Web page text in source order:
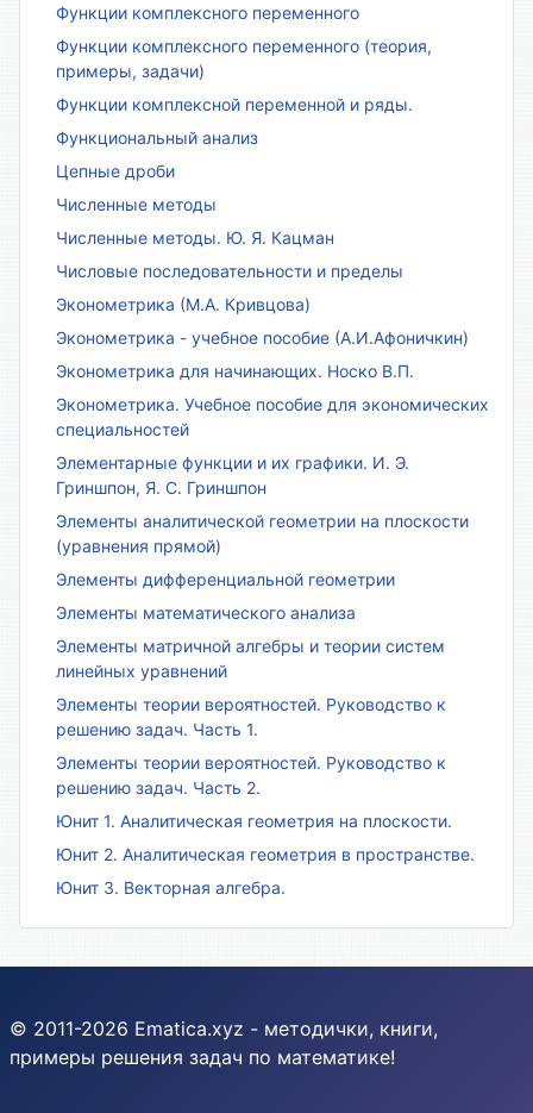
Функции комплексного переменного
Функции комплексного переменного (теория,
примеры, задачи)
Функции комплексной переменной и ряды.
Функциональный анализ
Цепные дроби
Численные методы
Численные методы. Ю. Я. Кацман
Числовые последовательности и пределы
Эконометрика (М.А. Кривцова)
Эконометрика - учебное пособие (А.И.Афоничкин)
Эконометрика для начинающих. Носко В.П.
Эконометрика. Учебное пособие для экономических
специальностей
Элементарные функции и их графики. И. Э.
Гриншпон, Я. С. Гриншпон
Элементы аналитической геометрии на плоскости
(уравнения прямой)
Элементы дифференциальной геометрии
Элементы математического анализа
Элементы матричной алгебры и теории систем
линейных уравнений
Элементы теории вероятностей. Руководство к
решению задач. Часть 1.
Элементы теории вероятностей. Руководство к
решению задач. Часть 2.
Юнит 1. Аналитическая геометрия на плоскости.
Юнит 2. Аналитическая геометрия в пространстве.
Юнит 3. Векторная алгебра.
© 2011-2026 Ematica.xyz - методички, книги,
примеры решения задач по математике!